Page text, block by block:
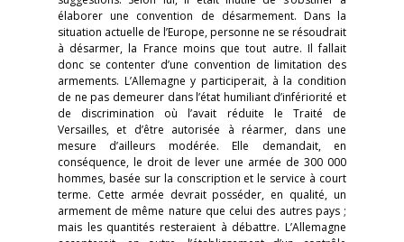
élaborer une convention de désarmement. Dans la
situation actuelle de l’Europe, personne ne se résoudrait
à désarmer, la France moins que tout autre. Il fallait
donc se contenter d’une convention de limitation des
armements. L’Allemagne y participerait, à la condition
de ne pas demeurer dans l’état humiliant d’infériorité et
de discrimination où l’avait réduite le Traité de
Versailles, et d’être autorisée à réarmer, dans une
mesure d’ailleurs modérée. Elle demandait, en
conséquence, le droit de lever une armée de 300 000
hommes, basée sur la conscription et le service à court
terme. Cette armée devrait posséder, en qualité, un
armement de même nature que celui des autres pays ;
mais les quantités resteraient à débattre. L’Allemagne